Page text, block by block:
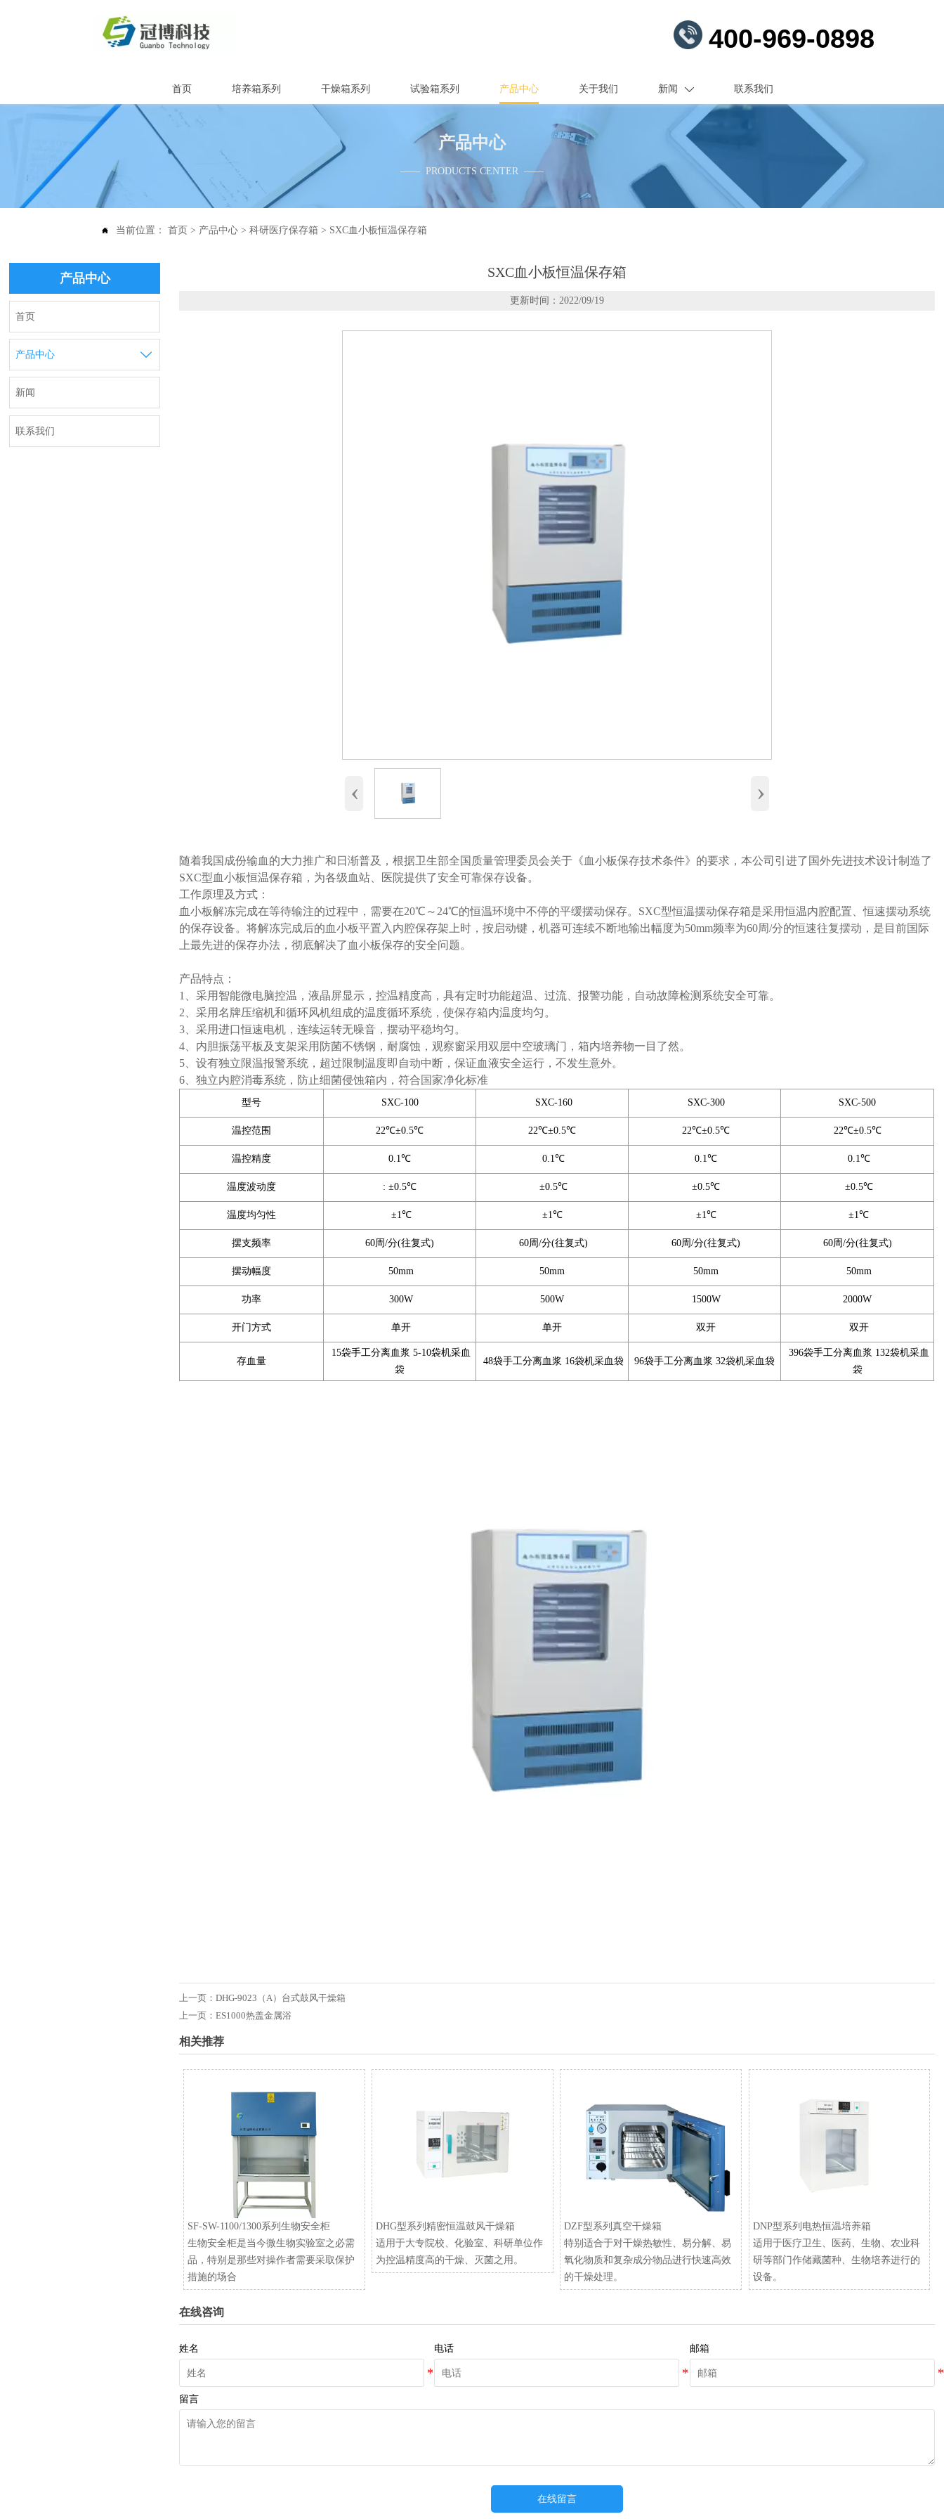
400-969-0898
首页 培养箱系列 干燥箱系列 试验箱系列 产品中心 关于我们 新闻  联系我们
产品中心
—— PRODUCTS CENTER ——
 当前位置：首页 > 产品中心 >科研医疗保存箱 > SXC血小板恒温保存箱
产品中心
首页
产品中心 
新闻
联系我们
SXC血小板恒温保存箱
更新时间：2022/09/19
‹ ›
随着我国成份输血的大力推广和日渐普及，根据卫生部全国质量管理委员会关于《血小板保存技术条件》的要求，本公司引进了国外先进技术设计制造了
SXC型血小板恒温保存箱，为各级血站、医院提供了安全可靠保存设备。
工作原理及方式：
血小板解冻完成在等待输注的过程中，需要在20℃～24℃的恒温环境中不停的平缓摆动保存。SXC型恒温摆动保存箱是采用恒温内腔配置、恒速摆动系统
的保存设备。将解冻完成后的血小板平置入内腔保存架上时，按启动键，机器可连续不断地输出幅度为50mm频率为60周/分的恒速往复摆动，是目前国际
上最先进的保存办法，彻底解决了血小板保存的安全问题。
产品特点：
1、采用智能微电脑控温，液晶屏显示，控温精度高，具有定时功能超温、过流、报警功能，自动故障检测系统安全可靠。
2、采用名牌压缩机和循环风机组成的温度循环系统，使保存箱内温度均匀。
3、采用进口恒速电机，连续运转无噪音，摆动平稳均匀。
4、内胆振荡平板及支架采用防菌不锈钢，耐腐蚀，观察窗采用双层中空玻璃门，箱内培养物一目了然。
5、设有独立限温报警系统，超过限制温度即自动中断，保证血液安全运行，不发生意外。
6、独立内腔消毒系统，防止细菌侵蚀箱内，符合国家净化标准
型号 SXC-100 SXC-160 SXC-300 SXC-500
温控范围 22℃±0.5℃ 22℃±0.5℃ 22℃±0.5℃ 22℃±0.5℃
温控精度 0.1℃ 0.1℃ 0.1℃ 0.1℃
温度波动度 : ±0.5℃ ±0.5℃ ±0.5℃ ±0.5℃
温度均匀性 ±1℃ ±1℃ ±1℃ ±1℃
摆支频率 60周/分(往复式) 60周/分(往复式) 60周/分(往复式) 60周/分(往复式)
摆动幅度 50mm 50mm 50mm 50mm
功率 300W 500W 1500W 2000W
开门方式 单开 单开 双开 双开
存血量
15袋手工分离血浆 5-10袋机采血
袋
48袋手工分离血浆 16袋机采血袋 96袋手工分离血浆 32袋机采血袋
396袋手工分离血浆 132袋机采血
袋
上一页：DHG-9023（A）台式鼓风干燥箱
上一页：ES1000热盖金属浴
相关推荐
SF-SW-1100/1300系列生物安全柜
生物安全柜是当今微生物实验室之必需
品，特别是那些对操作者需要采取保护
措施的场合
DHG型系列精密恒温鼓风干燥箱
适用于大专院校、化验室、科研单位作
为控温精度高的干燥、灭菌之用。
DZF型系列真空干燥箱
特别适合于对干燥热敏性、易分解、易
氧化物质和复杂成分物品进行快速高效
的干燥处理。
​DNP型系列电热恒温培养箱
适用于医疗卫生、医药、生物、农业科
研等部门作储藏菌种、生物培养进行的
设备。
在线咨询
姓名 电话 邮箱
留言
在线留言